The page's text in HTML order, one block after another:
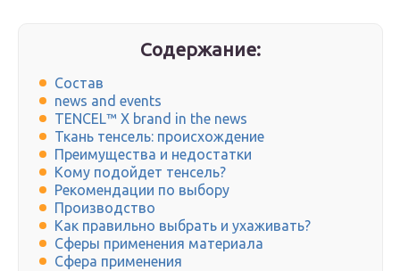
Содержание:
Состав
news and events
TENCEL™ X brand in the news
Ткань тенсель: происхождение
Преимущества и недостатки
Кому подойдет тенсель?
Рекомендации по выбору
Производство
Как правильно выбрать и ухаживать?
Сферы применения материала
Сфера применения